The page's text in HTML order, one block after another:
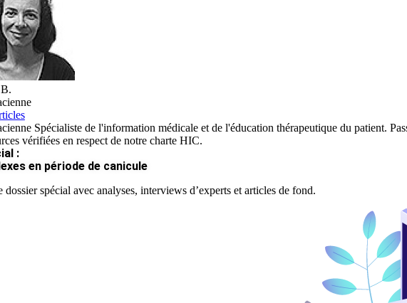
Spécialiste de l'information médicale et de l'éducation thérapeutique du patient.
vérifiées en respect de notre charte HIC.
:
en période de canicule
dossier spécial avec analyses, interviews d’experts et articles de fond.